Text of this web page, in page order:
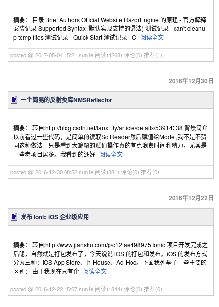
摘要： 目录 Brief Authors Official Website RazorEngine 的原理 - 官方解释
安装记录 Supported Syntax (默认实现支持的语法) 测试记录 - can't cleanu
p temp files 测试记录 - Quick Start 测试记录 - C 阅读全文
posted @ 2017-05-04 15:21 sunjie 阅读(4268) 评论(0) 推荐(1)
2016年12月30日
一个简易的反射类库NMSReflector
摘要： 转自:http://blog.csdn.net/lanx_fly/article/details/53914338 背景简介
以前看过一些代码，是简单的读取SqlReader然后赋值给Model,我不是不赞
同这种做法，只是看到大篇幅的赋值操作真的有点浪费时间和精力，尤其是
一些老项目居多。我看到的还好 阅读全文
posted @ 2016-12-30 08:52 sunjie 阅读(381) 评论(0) 推荐(0)
2016年12月22日
发布 Ionic iOS 企业级应用
摘要： 转自:http://www.jianshu.com/p/c12fae498975 Ionic 项目开发完成之
后呢，自然就是打包发布了，今天说说 iOS 的打包和发布。iOS 的发布方式
分为三种：iOS App Store、In-House、Ad-Hoc。下面我列举了一些主要的
区别： 由于我现在只有企 阅读全文
posted @ 2016-12-22 15:07 sunjie 阅读(1844) 评论(0) 推荐(0)